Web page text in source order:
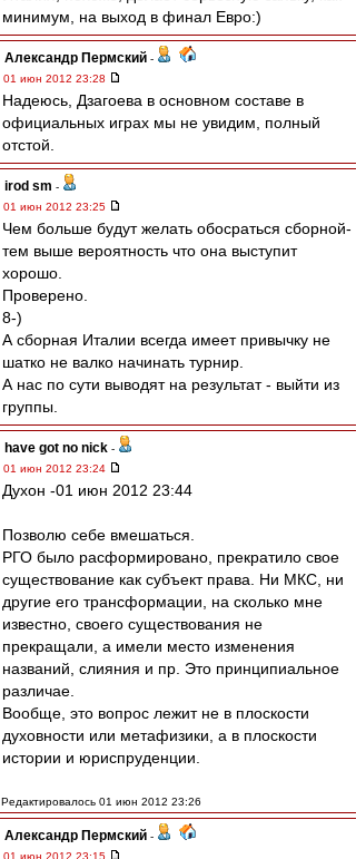
минимум, на выход в финал Евро:)
Александр Пермский -
01 июн 2012 23:28
Надеюсь, Дзагоева в основном составе в
официальных играх мы не увидим, полный
отстой.
irod sm -
01 июн 2012 23:25
Чем больше будут желать обосраться сборной-
тем выше вероятность что она выступит
хорошо.
Проверено.
8-)
А сборная Италии всегда имеет привычку не
шатко не валко начинать турнир.
А нас по сути выводят на результат - выйти из
группы.
have got no nick -
01 июн 2012 23:24
Духон -01 июн 2012 23:44
Позволю себе вмешаться.
РГО было расформировано, прекратило свое
существование как субъект права. Ни МКС, ни
другие его трансформации, на сколько мне
известно, своего существования не
прекращали, а имели место изменения
названий, слияния и пр. Это принципиальное
различае.
Вообще, это вопрос лежит не в плоскости
духовности или метафизики, а в плоскости
истории и юриспруденции.
Редактировалось 01 июн 2012 23:26
Александр Пермский -
01 июн 2012 23:15